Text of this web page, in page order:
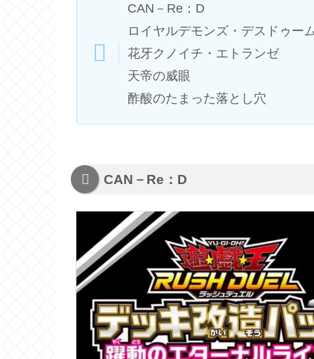
CAN－Re：D
ロイヤルデモンズ・デスドゥー
花牙クノイチ・エトランゼ
天帝の威眼
酢酸のたまった落とし穴
CAN－Re：D